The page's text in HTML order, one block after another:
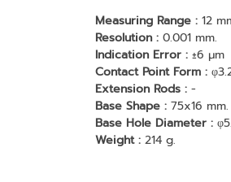
Measuring Range : 12
Resolution : 0.001 mm.
Indication Error : ±6 μm
Contact Point Form :
Extension Rods : -
Base Shape : 75x16 mm.
Base Hole Diameter :
Weight : 214 g.